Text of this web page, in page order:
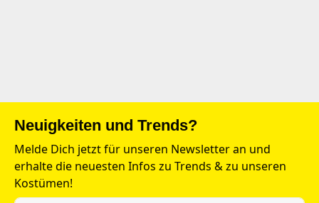
Neuigkeiten und Trends?
Melde Dich jetzt für unseren Newsletter an und
erhalte die neuesten Infos zu Trends & zu unseren
Kostümen!